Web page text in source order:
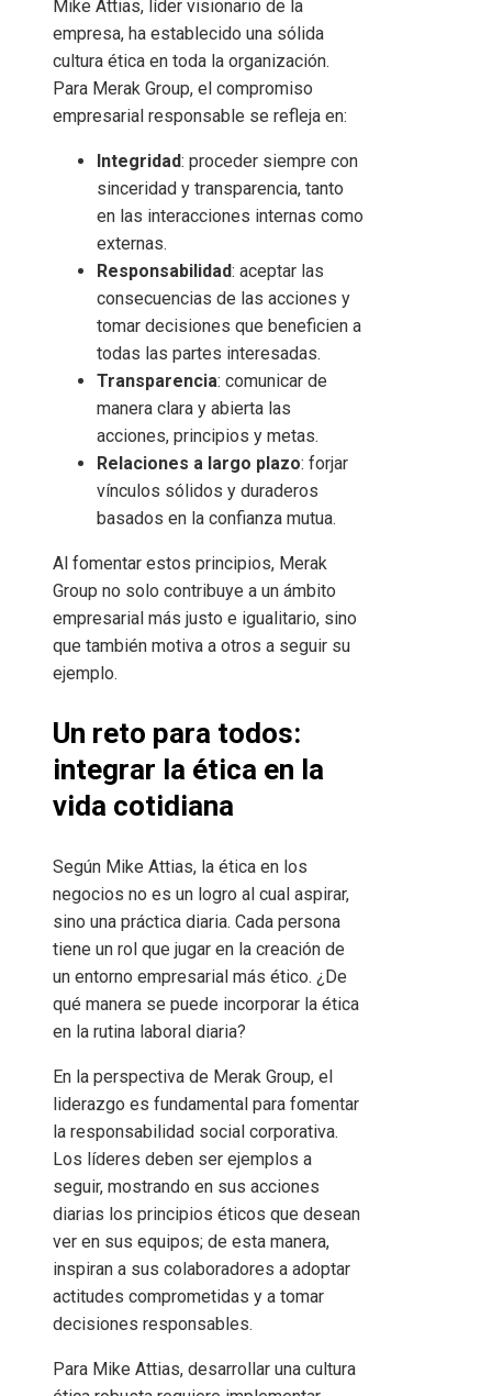
Mike Attias, líder visionario de la
empresa, ha establecido una sólida
cultura ética en toda la organización.
Para Merak Group, el compromiso
empresarial responsable se refleja en:
Integridad: proceder siempre con
sinceridad y transparencia, tanto
en las interacciones internas como
externas.
Responsabilidad: aceptar las
consecuencias de las acciones y
tomar decisiones que beneficien a
todas las partes interesadas.
Transparencia: comunicar de
manera clara y abierta las
acciones, principios y metas.
Relaciones a largo plazo: forjar
vínculos sólidos y duraderos
basados en la confianza mutua.
Al fomentar estos principios, Merak
Group no solo contribuye a un ámbito
empresarial más justo e igualitario, sino
que también motiva a otros a seguir su
ejemplo.
Un reto para todos:
integrar la ética en la
vida cotidiana
Según Mike Attias, la ética en los
negocios no es un logro al cual aspirar,
sino una práctica diaria. Cada persona
tiene un rol que jugar en la creación de
un entorno empresarial más ético. ¿De
qué manera se puede incorporar la ética
en la rutina laboral diaria?
En la perspectiva de Merak Group, el
liderazgo es fundamental para fomentar
la responsabilidad social corporativa.
Los líderes deben ser ejemplos a
seguir, mostrando en sus acciones
diarias los principios éticos que desean
ver en sus equipos; de esta manera,
inspiran a sus colaboradores a adoptar
actitudes comprometidas y a tomar
decisiones responsables.
Para Mike Attias, desarrollar una cultura